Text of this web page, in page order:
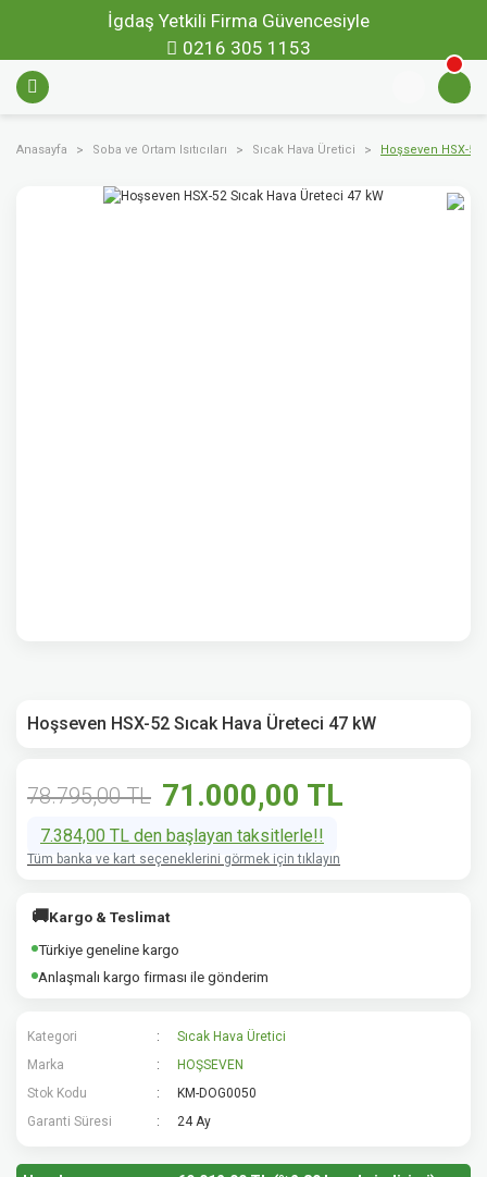
İgdaş Yetkili Firma Güvencesiyle
0216 305 1153
Anasayfa Soba ve Ortam Isıtıcıları Sıcak Hava Üretici Hoşseven HSX-52
Hoşseven HSX-52 Sıcak Hava Üreteci 47 kW
78.795,00 TL 71.000,00 TL
7.384,00 TL den başlayan taksitlerle!!
Tüm banka ve kart seçeneklerini görmek için tıklayın
🚚Kargo & Teslimat
Türkiye geneline kargo
Anlaşmalı kargo firması ile gönderim
Kategori
Sıcak Hava Üretici
Marka
HOŞSEVEN
Stok Kodu
KM-DOG0050
Garanti Süresi
24 Ay